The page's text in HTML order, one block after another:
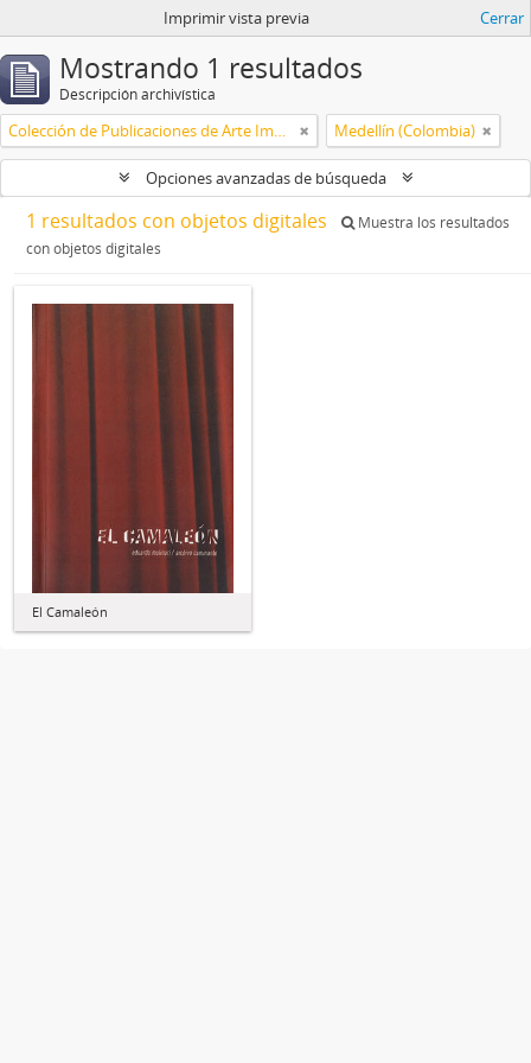
Imprimir vista previa Cerrar
Mostrando 1 resultados
Descripción archivística
Colección de Publicaciones de Arte Impreso Medellín (Colombia)
Opciones avanzadas de búsqueda
1 resultados con objetos digitales
Muestra los resultados
con objetos digitales
El Camaleón